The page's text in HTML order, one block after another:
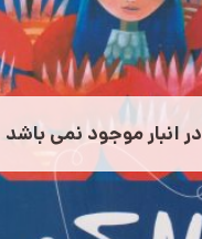
در انبار موجود نمی باشد